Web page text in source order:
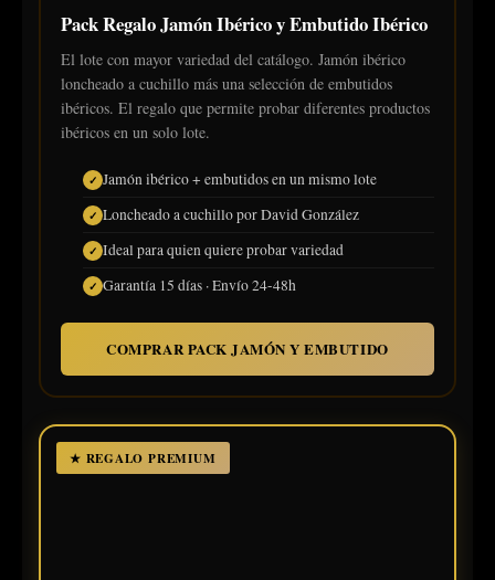
Pack Regalo Jamón Ibérico y Embutido Ibérico
El lote con mayor variedad del catálogo. Jamón ibérico
loncheado a cuchillo más una selección de embutidos
ibéricos. El regalo que permite probar diferentes productos
ibéricos en un solo lote.
Jamón ibérico + embutidos en un mismo lote
Loncheado a cuchillo por David González
Ideal para quien quiere probar variedad
Garantía 15 días · Envío 24-48h
COMPRAR PACK JAMÓN Y EMBUTIDO
★ REGALO PREMIUM